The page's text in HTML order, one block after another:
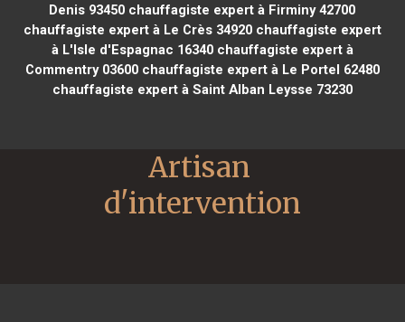
Denis 93450 chauffagiste expert à Firminy 42700
chauffagiste expert à Le Crès 34920chauffagiste expert
à L'Isle d'Espagnac 16340chauffagiste expert à
Commentry 03600chauffagiste expert à Le Portel 62480
chauffagiste expert à Saint Alban Leysse 73230
Artisan
d'intervention